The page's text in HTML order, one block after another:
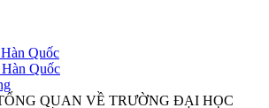
Quốc
Quốc
QUAN VỀ TRƯỜNG ĐẠI HỌC